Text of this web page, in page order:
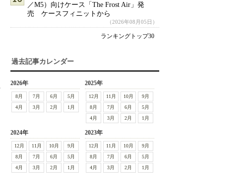
／M5）向けケース「The Frost Air」発
売 ケースフィニットから
（2026年08月05日）
ランキングトップ30
過去記事カレンダー
2026年
8月 7月 6月
5月
4月
3月 2月 1月
2025年
12月 11月 10月
9月
8月
7月 6月
5月
4月
3月 2月 1月
2024年
12月 11月 10月
9月
8月
7月 6月
5月
4月
3月 2月 1月
2023年
12月 11月 10月
9月
8月
7月 6月
5月
4月
3月 2月 1月